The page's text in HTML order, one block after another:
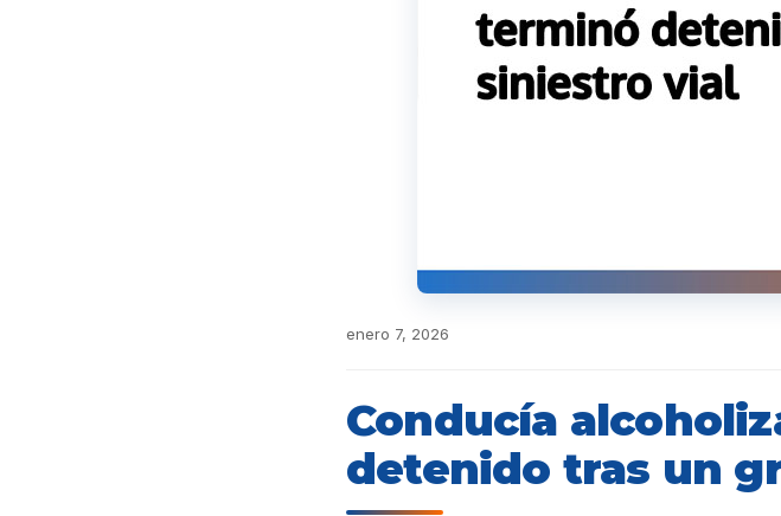
enero 7, 2026
Conducía
detenido tras un